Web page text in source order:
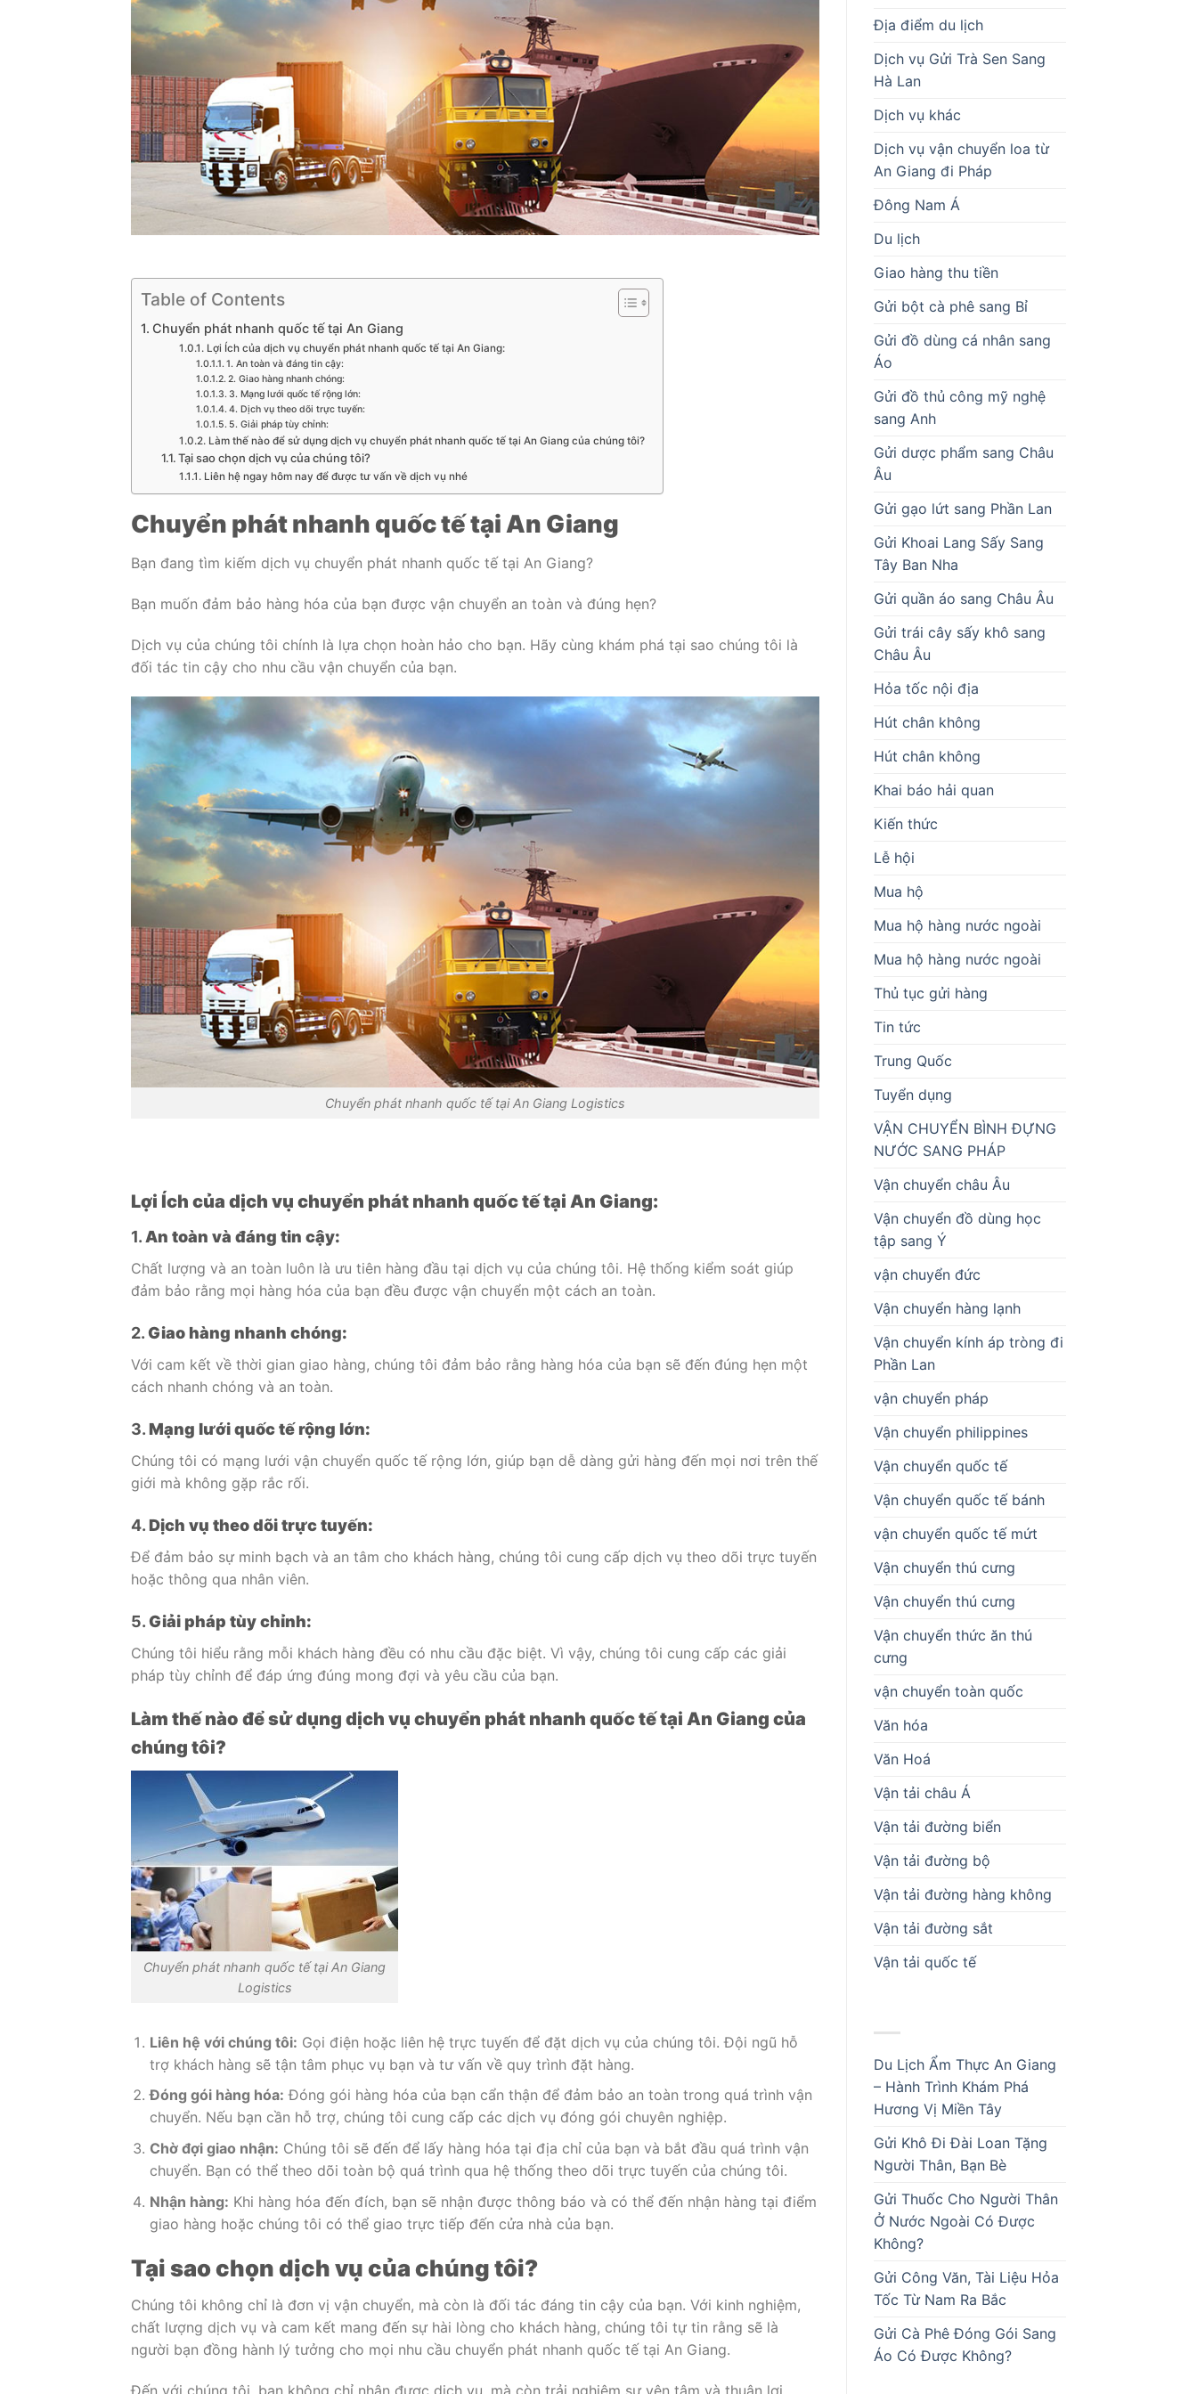
Table of Contents
Chuyển phát nhanh quốc tế tại An Giang
Lợi Ích của dịch vụ chuyển phát nhanh quốc tế tại An Giang:
1. An toàn và đáng tin cậy:
2. Giao hàng nhanh chóng:
3. Mạng lưới quốc tế rộng lớn:
4. Dịch vụ theo dõi trực tuyến:
5. Giải pháp tùy chỉnh:
Làm thế nào để sử dụng dịch vụ chuyển phát nhanh quốc tế tại An Giang của chúng tôi?
Tại sao chọn dịch vụ của chúng tôi?
Liên hệ ngay hôm nay để được tư vấn về dịch vụ nhé
Chuyển phát nhanh quốc tế tại An Giang
Bạn đang tìm kiếm dịch vụ chuyển phát nhanh quốc tế tại An Giang?
Bạn muốn đảm bảo hàng hóa của bạn được vận chuyển an toàn và đúng hẹn?
Dịch vụ của chúng tôi chính là lựa chọn hoàn hảo cho bạn. Hãy cùng khám phá tại sao chúng tôi là
đối tác tin cậy cho nhu cầu vận chuyển của bạn.
Chuyển phát nhanh quốc tế tại An Giang Logistics
Lợi Ích của dịch vụ chuyển phát nhanh quốc tế tại An Giang:
1.An toàn và đáng tin cậy:
Chất lượng và an toàn luôn là ưu tiên hàng đầu tại dịch vụ của chúng tôi. Hệ thống kiểm soát giúp
đảm bảo rằng mọi hàng hóa của bạn đều được vận chuyển một cách an toàn.
2.Giao hàng nhanh chóng:
Với cam kết về thời gian giao hàng, chúng tôi đảm bảo rằng hàng hóa của bạn sẽ đến đúng hẹn một
cách nhanh chóng và an toàn.
3.Mạng lưới quốc tế rộng lớn:
Chúng tôi có mạng lưới vận chuyển quốc tế rộng lớn, giúp bạn dễ dàng gửi hàng đến mọi nơi trên thế
giới mà không gặp rắc rối.
4.Dịch vụ theo dõi trực tuyến:
Để đảm bảo sự minh bạch và an tâm cho khách hàng, chúng tôi cung cấp dịch vụ theo dõi trực tuyến
hoặc thông qua nhân viên.
5.Giải pháp tùy chỉnh:
Chúng tôi hiểu rằng mỗi khách hàng đều có nhu cầu đặc biệt. Vì vậy, chúng tôi cung cấp các giải
pháp tùy chỉnh để đáp ứng đúng mong đợi và yêu cầu của bạn.
Làm thế nào để sử dụng dịch vụ chuyển phát nhanh quốc tế tại An Giang của
chúng tôi?
Chuyển phát nhanh quốc tế tại An Giang
Logistics
Liên hệ với chúng tôi: Gọi điện hoặc liên hệ trực tuyến để đặt dịch vụ của chúng tôi. Đội ngũ hỗ
trợ khách hàng sẽ tận tâm phục vụ bạn và tư vấn về quy trình đặt hàng.
Đóng gói hàng hóa: Đóng gói hàng hóa của bạn cẩn thận để đảm bảo an toàn trong quá trình vận
chuyển. Nếu bạn cần hỗ trợ, chúng tôi cung cấp các dịch vụ đóng gói chuyên nghiệp.
Chờ đợi giao nhận: Chúng tôi sẽ đến để lấy hàng hóa tại địa chỉ của bạn và bắt đầu quá trình vận
chuyển. Bạn có thể theo dõi toàn bộ quá trình qua hệ thống theo dõi trực tuyến của chúng tôi.
Nhận hàng: Khi hàng hóa đến đích, bạn sẽ nhận được thông báo và có thể đến nhận hàng tại điểm
giao hàng hoặc chúng tôi có thể giao trực tiếp đến cửa nhà của bạn.
Tại sao chọn dịch vụ của chúng tôi?
Chúng tôi không chỉ là đơn vị vận chuyển, mà còn là đối tác đáng tin cậy của bạn. Với kinh nghiệm,
chất lượng dịch vụ và cam kết mang đến sự hài lòng cho khách hàng, chúng tôi tự tin rằng sẽ là
người bạn đồng hành lý tưởng cho mọi nhu cầu chuyển phát nhanh quốc tế tại An Giang.
Địa điểm du lịch
Dịch vụ Gửi Trà Sen Sang
Hà Lan
Dịch vụ khác
Dịch vụ vận chuyển loa từ
An Giang đi Pháp
Đông Nam Á
Du lịch
Giao hàng thu tiền
Gửi bột cà phê sang Bỉ
Gửi đồ dùng cá nhân sang
Áo
Gửi đồ thủ công mỹ nghệ
sang Anh
Gửi dược phẩm sang Châu
Âu
Gửi gạo lứt sang Phần Lan
Gửi Khoai Lang Sấy Sang
Tây Ban Nha
Gửi quần áo sang Châu Âu
Gửi trái cây sấy khô sang
Châu Âu
Hỏa tốc nội địa
Hút chân không
Hút chân không
Khai báo hải quan
Kiến thức
Lễ hội
Mua hộ
Mua hộ hàng nước ngoài
Mua hộ hàng nước ngoài
Thủ tục gửi hàng
Tin tức
Trung Quốc
Tuyển dụng
VẬN CHUYỂN BÌNH ĐỰNG
NƯỚC SANG PHÁP
Vận chuyển châu Âu
Vận chuyển đồ dùng học
tập sang Ý
vận chuyển đức
Vận chuyển hàng lạnh
Vận chuyển kính áp tròng đi
Phần Lan
vận chuyển pháp
Vận chuyển philippines
Vận chuyển quốc tế
Vận chuyển quốc tế bánh
vận chuyển quốc tế mứt
Vận chuyển thú cưng
Vận chuyển thú cưng
Vận chuyển thức ăn thú
cưng
vận chuyển toàn quốc
Văn hóa
Văn Hoá
Vận tải châu Á
Vận tải đường biển
Vận tải đường bộ
Vận tải đường hàng không
Vận tải đường sắt
Vận tải quốc tế
Du Lịch Ẩm Thực An Giang
– Hành Trình Khám Phá
Hương Vị Miền Tây
Gửi Khô Đi Đài Loan Tặng
Người Thân, Bạn Bè
Gửi Thuốc Cho Người Thân
Ở Nước Ngoài Có Được
Không?
Gửi Công Văn, Tài Liệu Hỏa
Tốc Từ Nam Ra Bắc
Gửi Cà Phê Đóng Gói Sang
Áo Có Được Không?